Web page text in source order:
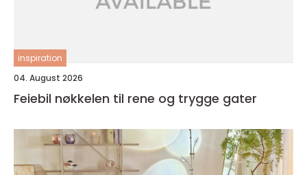
inspiration
04. August 2026
Feiebil nøkkelen til rene og trygge gater